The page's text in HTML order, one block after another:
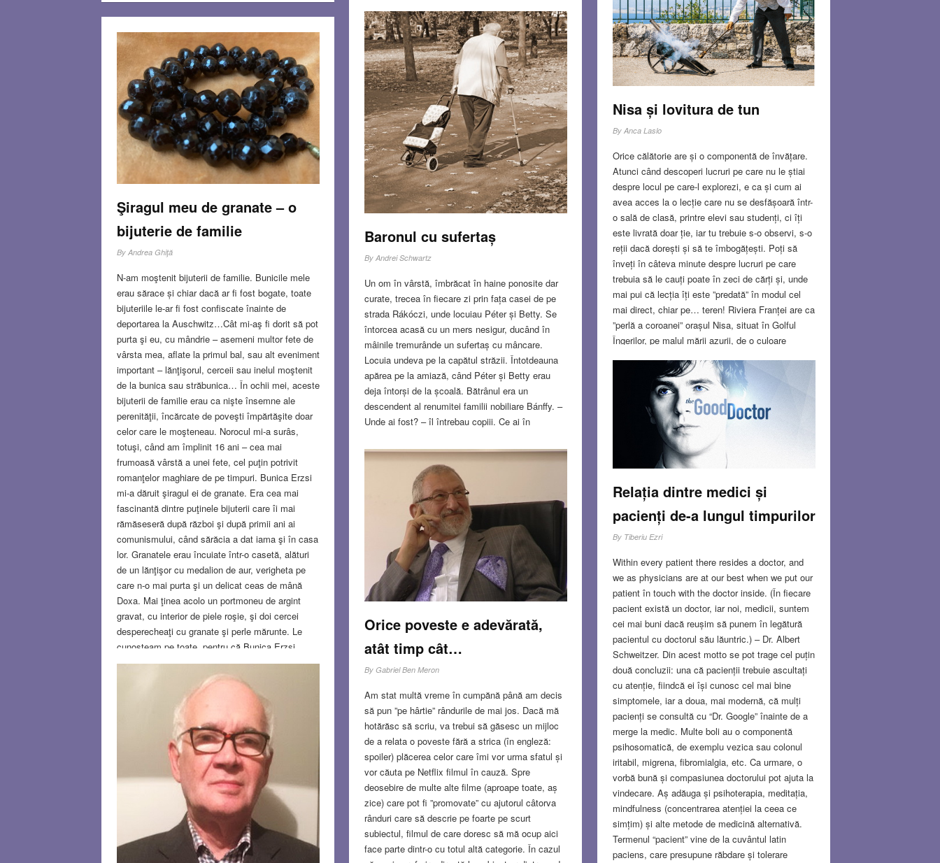
arheologi. Și în orice caz, odată cu întărirea
creștinismului în Imperiul Roman, construcția de
sinagogi a fost interzisă.
Read more…
NOV 10, 2022 11 COMMENTS
Nisa și lovitura de tun
By Anca Laslo
Orice călătorie are și o componentă de învățare.
Atunci când descoperi lucruri pe care nu le știai
despre locul pe care-l explorezi, e ca și cum ai
avea acces la o lecție care nu se desfășoară într-
o sală de clasă, printre elevi sau studenți, ci îți
este livrată doar ție, iar tu trebuie s-o observi, s-o
reții dacă dorești și să te îmbogățești. Poți să
înveți în câteva minute despre lucruri pe care
trebuia să le cauți poate în zeci de cărți și, unde
mai pui că lecția îți este ”predată” în modul cel
mai direct, chiar pe… teren! Riviera Franței are ca
”perlă a coroanei” orașul Nisa, situat în Golful
Îngerilor, pe malul mării azurii, de o culoare
septembrie, o culoare de o frumusețe care
aproape m-a făcut să gândesc, ardeleancă ce
sunt, că ”așa ceva nu există”…
Read more…
NOV 3, 2022
Baronul cu sufertaș
By Andrei Schwartz
Un om în vârstă, îmbrăcat în haine ponosite dar
curate, trecea în fiecare zi prin fața casei de pe
strada Rákóczi, unde locuiau Péter și Betty. Se
întorcea acasă cu un mers nesigur, ducând în
mâinile tremurânde un sufertaș cu mâncare.
Locuia undeva pe la capătul străzii. Întotdeauna
apărea pe la amiază, când Péter și Betty erau
deja întorși de la școală. Bătrânul era un
descendent al renumitei familii nobiliare Bánffy. –
Unde ai fost? – îl întrebau copiii. Ce ai în
Adesea îl fugăreau ca să-l sperie. Săracul om se
străduia să-și grăbească pașii, vărsând supa
subţire din sufertaş. Se uita încruntat la copii și
mormăia cuvinte pe care ei nu le înțelegeau. La
aceste scene erau prezenți și alți copii din casele
vecine. Unul dintre ei, Zoltán, striga după el de
fiecare dată: “Baron sărac, arată-ne bogățiile
Read more…
NOV 3, 2022 9 COMMENTS
Şiragul meu de granate – o
bijuterie de familie
By Andrea Ghiţă
N-am moştenit bijuterii de familie. Bunicile mele
erau sărace și chiar dacă ar fi fost bogate, toate
bijuteriile le-ar fi fost confiscate înainte de
deportarea la Auschwitz…Cât mi-aş fi dorit să pot
purta şi eu, cu mândrie – asemeni multor fete de
vârsta mea, aflate la primul bal, sau alt eveniment
important – lănţişorul, cerceii sau inelul moştenit
de la bunica sau străbunica… În ochii mei, aceste
bijuterii de familie erau ca nişte însemne ale
perenităţii, încărcate de poveşti împărtăşite doar
celor care le moşteneau. Norocul mi-a surâs,
totuşi, când am împlinit 16 ani – cea mai
frumoasă vârstă a unei fete, cel puţin potrivit
romanţelor maghiare de pe timpuri. Bunica Erzsi
mi-a dăruit şiragul ei de granate. Era cea mai
fascinantă dintre puţinele bijuterii care îi mai
rămăseseră după război şi după primii ani ai
comunismului, când sărăcia a dat iama şi în casa
lor. Granatele erau încuiate într-o casetă, alături
de un lănţişor cu medalion de aur, verigheta pe
care n-o mai purta şi un delicat ceas de mână
Doxa. Mai ţinea acolo un portmoneu de argint
gravat, cu interior de piele roşie, şi doi cercei
desperecheaţi cu granate şi perle mărunte. Le
cunoşteam pe toate, pentru că Bunica Erzsi
descuia din când în când caseta şi le inspecta pe
îndelete, ca să se convingă că mai sunt acolo.
Probabil acea brumă de obiecte de valoare îi
oferea o minimă garanţie pentru neprevăzutul zilei
Read more…
NOV 3, 2022 9 COMMENTS
Relația dintre medici și
pacienți de-a lungul timpurilor
By Tiberiu Ezri
Within every patient there resides a doctor, and
we as physicians are at our best when we put our
patient în touch with the doctor inside. (În fiecare
pacient există un doctor, iar noi, medicii, suntem
cei mai buni dacă reușim să punem în legătură
pacientul cu doctorul său lăuntric.) – Dr. Albert
Schweitzer. Din acest motto se pot trage cel puțin
două concluzii: una că pacienții trebuie ascultați
cu atenție, fiindcă ei își cunosc cel mai bine
simptomele, iar a doua, mai modernă, că mulți
pacienți se consultă cu “Dr. Google” înainte de a
merge la medic. Multe boli au o componentă
psihosomatică, de exemplu vezica sau colonul
iritabil, migrena, fibromialgia, etc. Ca urmare, o
vorbă bună și compasiunea doctorului pot ajuta la
vindecare. Aș adăuga și psihoterapia, meditația,
mindfulness (concentrarea atenției la ceea ce
simțim) și alte metode de medicină alternativă.
Termenul “pacient” vine de la cuvântul latin
paciens, care presupune răbdare și tolerare
Orice poveste e adevărată,
atât timp cât…
By Gabriel Ben Meron
Am stat multă vreme în cumpănă până am decis
să pun ”pe hârtie” rândurile de mai jos. Dacă mă
hotărăsc să scriu, va trebui să găsesc un mijloc
de a relata o poveste fără a strica (în engleză:
spoiler) plăcerea celor care îmi vor urma sfatul și
vor căuta pe Netflix filmul în cauză. Spre
deosebire de multe alte filme (aproape toate, aș
zice) care pot fi ”promovate” cu ajutorul câtorva
rânduri care să descrie pe foarte pe scurt
subiectul, filmul de care doresc să mă ocup aici
face parte dintr-o cu totul altă categorie. În cazul